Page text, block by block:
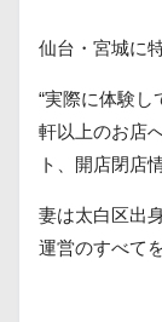
仙台・宮城に
“実際に体験し
軒以上のお店
ト、開店閉店
妻は太白区出
運営のすべて